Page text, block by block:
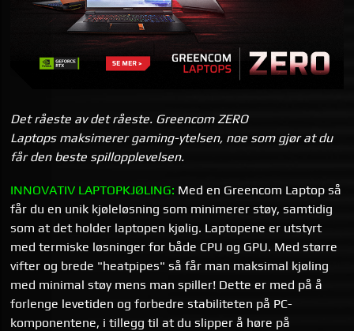
Det råeste av det råeste. Greencom ZERO
Laptops maksimerer gaming-ytelsen, noe som gjør at du
får den beste spillopplevelsen.
INNOVATIV LAPTOPKJØLING: Med en Greencom Laptop så
får du en unik kjøleløsning som minimerer støy, samtidig
som at det holder laptopen kjølig. Laptopene er utstyrt
med termiske løsninger for både CPU og GPU. Med større
vifter og brede "heatpipes" så får man maksimal kjøling
med minimal støy mens man spiller! Dette er med på å
forlenge levetiden og forbedre stabiliteten på PC-
komponentene, i tillegg til at du slipper å høre på